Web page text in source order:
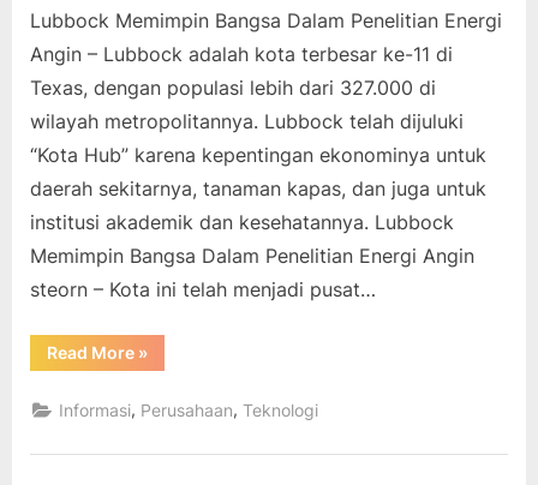
Lubbock Memimpin Bangsa Dalam Penelitian Energi
Angin – Lubbock adalah kota terbesar ke-11 di
Texas, dengan populasi lebih dari 327.000 di
wilayah metropolitannya. Lubbock telah dijuluki
“Kota Hub” karena kepentingan ekonominya untuk
daerah sekitarnya, tanaman kapas, dan juga untuk
institusi akademik dan kesehatannya. Lubbock
Memimpin Bangsa Dalam Penelitian Energi Angin
steorn – Kota ini telah menjadi pusat…
Read More“Lubbock
Memimpin
Dalam
Penelitian
Angin”
»
Informasi, Perusahaan,Teknologi